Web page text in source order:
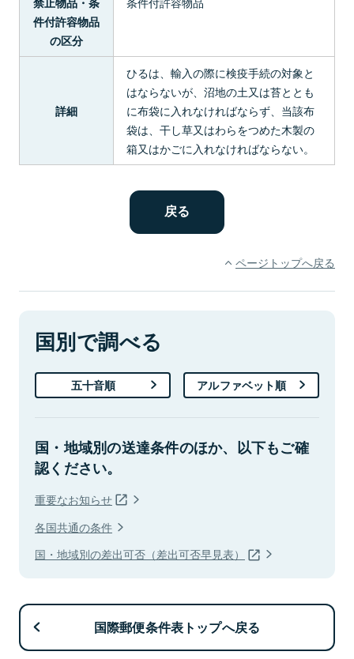
件付許容物品
の区分
詳細
ひるは、輸入の際に検疫手続の対象と
はならないが、沼地の土又は苔ととも
に布袋に入れなければならず、当該布
袋は、干し草又はわらをつめた木製の
箱又はかごに入れなければならない。
ページトップへ戻る
国別で調べる
五十音順 アルファベット順
国・地域別の送達条件のほか、以下もご確
認ください。
重要なお知らせ
各国共通の条件
国・地域別の差出可否（差出可否早見表）
国際郵便条件表トップへ戻る